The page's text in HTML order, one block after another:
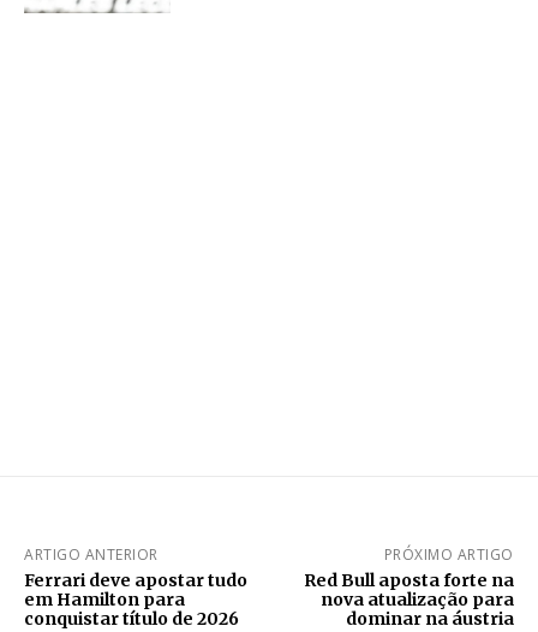
ARTIGO ANTERIOR
Ferrari deve apostar tudo
em Hamilton para
conquistar título de 2026
PRÓXIMO ARTIGO
Red Bull aposta forte na
nova atualização para
dominar na áustria